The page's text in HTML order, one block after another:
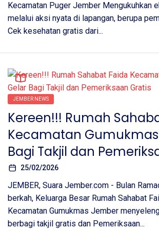
Kecamatan Puger Jember Mengukuhkan
melalui aksi nyata di lapangan, berupa
Cek kesehatan gratis dari...
JEMBER NEWS
Kereen!!! Rumah
Kecamatan
Bagi Takjil dan
25/02/2026
JEMBER, Suara Jember.com - Bulan
berkah, Keluarga Besar Rumah Sahabat
Kecamatan Gumukmas Jember
berbagi takjil gratis dan Pemeriksaan...